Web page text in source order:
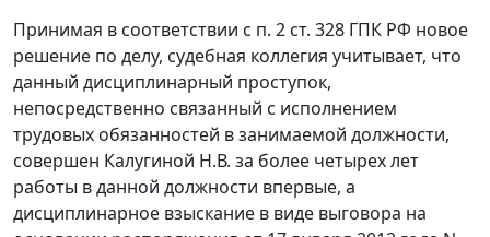
Принимая в соответствии с п. 2 ст. 328 ГПК РФ новое
решение по делу, судебная коллегия учитывает, что
данный дисциплинарный проступок,
непосредственно связанный с исполнением
трудовых обязанностей в занимаемой должности,
совершен Калугиной Н.В. за более четырех лет
работы в данной должности впервые, а
дисциплинарное взыскание в виде выговора на